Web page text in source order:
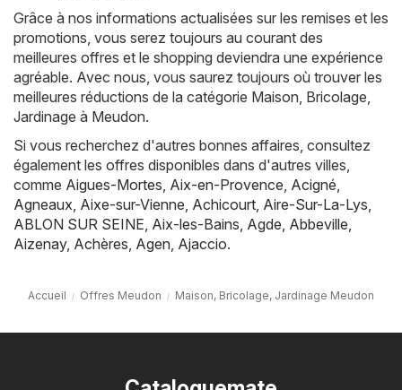
Grâce à nos informations actualisées sur les remises et les
promotions, vous serez toujours au courant des
meilleures offres et le shopping deviendra une expérience
agréable. Avec nous, vous saurez toujours où trouver les
meilleures réductions de la catégorie Maison, Bricolage,
Jardinage à Meudon.
Si vous recherchez d'autres bonnes affaires, consultez
également les offres disponibles dans d'autres villes,
comme Aigues-Mortes, Aix-en-Provence, Acigné,
Agneaux, Aixe-sur-Vienne, Achicourt, Aire-Sur-La-Lys,
ABLON SUR SEINE, Aix-les-Bains, Agde, Abbeville,
Aizenay, Achères, Agen, Ajaccio.
Accueil Offres Meudon Maison, Bricolage, Jardinage Meudon